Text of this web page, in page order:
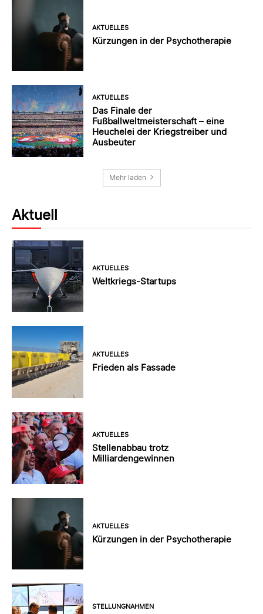
AKTUELLES
Kürzungen in der Psychotherapie
AKTUELLES
Das Finale der
Fußballweltmeisterschaft – eine
Heuchelei der Kriegstreiber und
Ausbeuter
Mehr laden
Aktuell
AKTUELLES
Weltkriegs-Startups
AKTUELLES
Frieden als Fassade
AKTUELLES
Stellenabbau trotz
Milliardengewinnen
AKTUELLES
Kürzungen in der Psychotherapie
STELLUNGNAHMEN